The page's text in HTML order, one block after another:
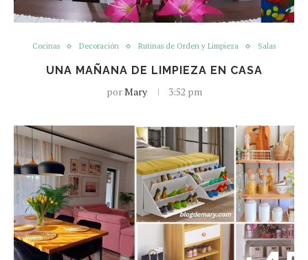
Cocinas Decoración Rutinas de Orden y Limpieza Salas
UNA MAÑANA DE LIMPIEZA EN CASA
porMary 3:52 pm